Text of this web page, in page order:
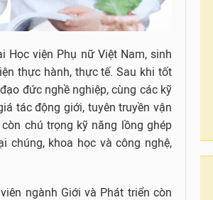
Học viện Phụ nữ Việt Nam, sinh
thực hành, thực tế. Sau khi tốt
đức nghề nghiệp, cùng các kỹ
tác động giới, tuyên truyền vận
chú trọng kỹ năng lồng ghép
chúng, khoa học và công nghệ,
ngành Giới và Phát triển còn